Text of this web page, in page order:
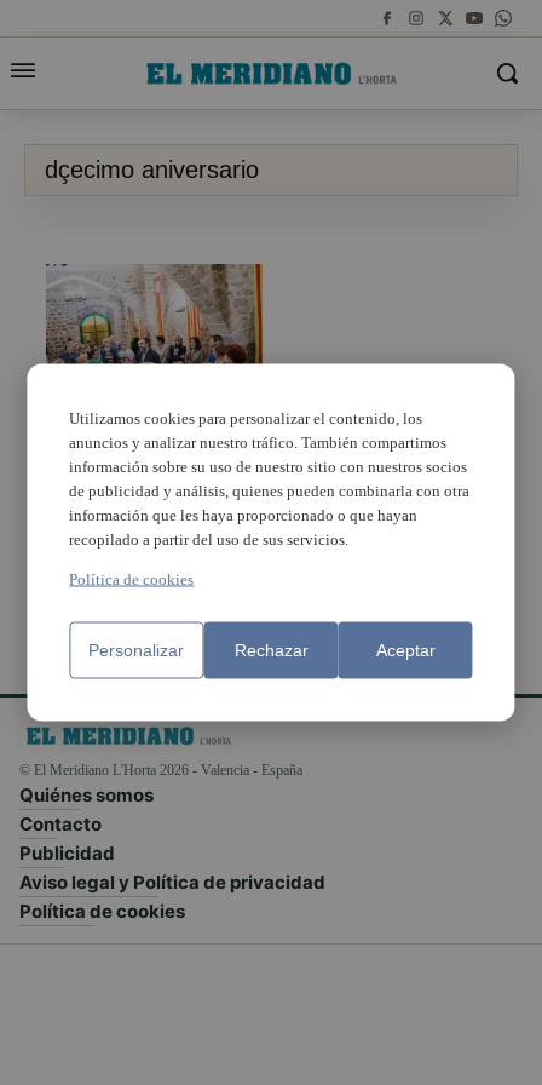
dçecimo aniversario
Vecinos de Torrent
visitan El Puig con
motivo de la tercera
escapada comarcal El
Meridiano
© El Meridiano L'Horta 2026 - Valencia - España
Quiénes somos
Contacto
Publicidad
Aviso legal y Política de privacidad
Política de cookies
Utilizamos cookies para personalizar el contenido, los
anuncios y analizar nuestro tráfico. También compartimos
información sobre su uso de nuestro sitio con nuestros socios
de publicidad y análisis, quienes pueden combinarla con otra
información que les haya proporcionado o que hayan
recopilado a partir del uso de sus servicios.
Política de cookies
Personalizar Rechazar Aceptar